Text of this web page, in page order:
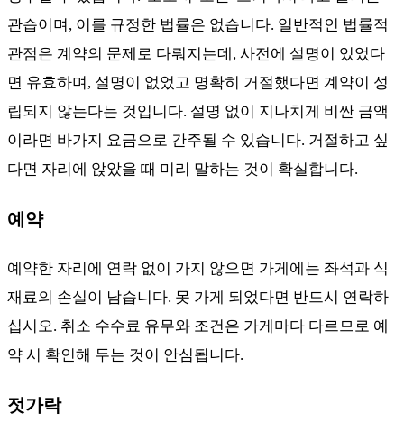
관습이며, 이를 규정한 법률은 없습니다. 일반적인 법률적
관점은 계약의 문제로 다뤄지는데, 사전에 설명이 있었다
면 유효하며, 설명이 없었고 명확히 거절했다면 계약이 성
립되지 않는다는 것입니다. 설명 없이 지나치게 비싼 금액
이라면 바가지 요금으로 간주될 수 있습니다. 거절하고 싶
다면 자리에 앉았을 때 미리 말하는 것이 확실합니다.
예약
예약한 자리에 연락 없이 가지 않으면 가게에는 좌석과 식
재료의 손실이 남습니다. 못 가게 되었다면 반드시 연락하
십시오. 취소 수수료 유무와 조건은 가게마다 다르므로 예
약 시 확인해 두는 것이 안심됩니다.
젓가락